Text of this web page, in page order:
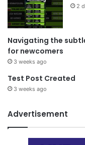
2
Navigating the
for newcomers
3 weeks ago
Test Post Created
3 weeks ago
Advertisement